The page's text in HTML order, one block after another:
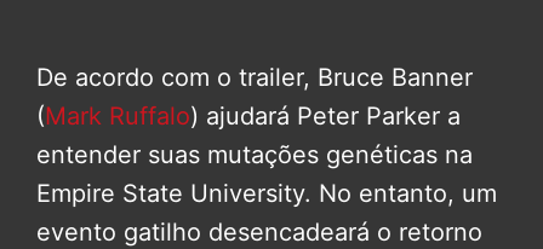
De acordo com o trailer, Bruce Banner
(Mark Ruffalo) ajudará Peter Parker a
entender suas mutações genéticas na
Empire State University. No entanto, um
evento gatilho desencadeará o retorno